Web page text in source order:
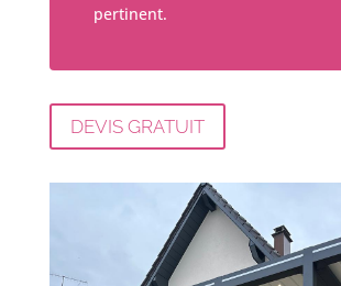
pertinent.
DEVIS GRATUIT